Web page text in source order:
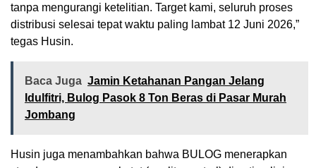
tanpa mengurangi ketelitian. Target kami, seluruh proses
distribusi selesai tepat waktu paling lambat 12 Juni 2026,”
tegas Husin.
Baca Juga Jamin Ketahanan Pangan Jelang
Idulfitri, Bulog Pasok 8 Ton Beras di Pasar Murah
Jombang
Husin juga menambahkan bahwa BULOG menerapkan